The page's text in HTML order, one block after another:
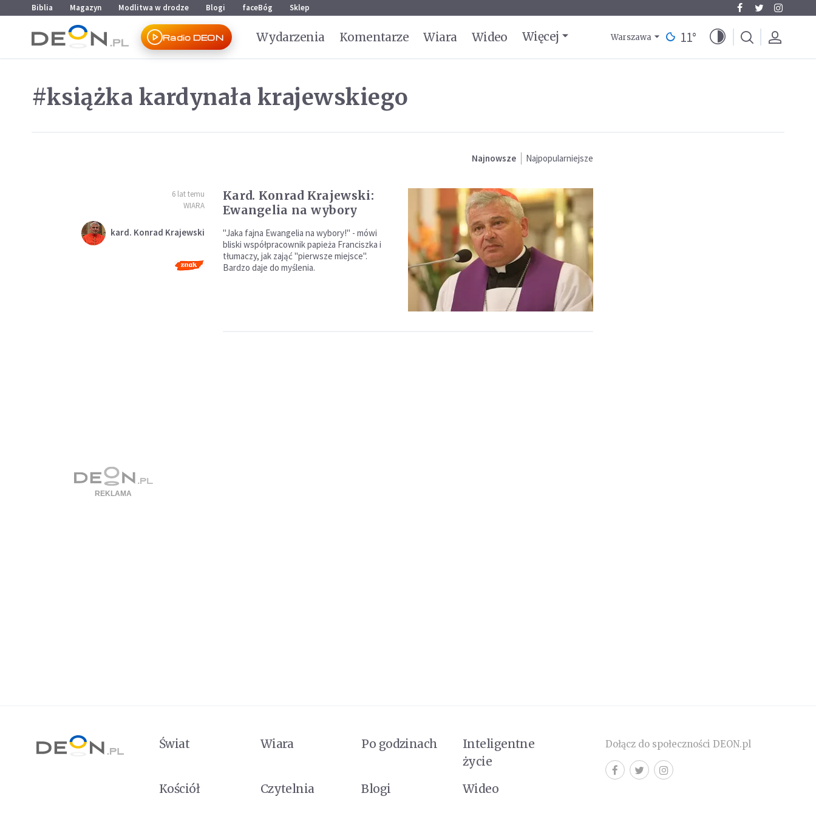
Przejdź do menu głównego
Przejdź do treści
Biblia Magazyn Modlitwa w drodze Blogi faceBóg Sklep
Radio DEON Wydarzenia Komentarze Wiara Wideo Więcej Warszawa 11°
#książka kardynała krajewskiego
Najnowsze Najpopularniejsze
6 lat temu
WIARA
kard. Konrad Krajewski
Kard. Konrad Krajewski:
Ewangelia na wybory
"Jaka fajna Ewangelia na wybory!" - mówi
bliski współpracownik papieża Franciszka i
tłumaczy, jak zająć "pierwsze miejsce".
Bardzo daje do myślenia.
Świat Wiara Po godzinach
Inteligentne
życie
Kościół
Czytelnia Blogi Wideo
Dołącz do społeczności DEON.pl